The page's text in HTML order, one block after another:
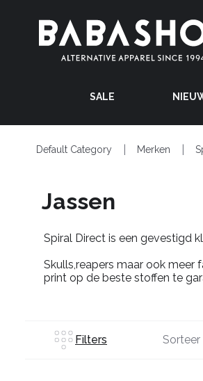
SALE
Default Category Merken
Jassen
Spiral Direct is een gevestigd
Skulls,reapers maar ook meer
print op de beste stoffen te
Filters Sorteer